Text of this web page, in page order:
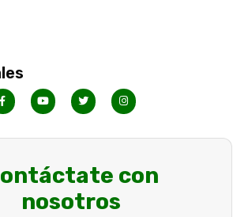
con
nosotros